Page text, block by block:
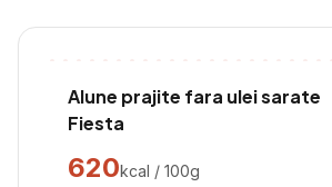
Alune prajite fara ulei sarate
Fiesta
620kcal / 100g